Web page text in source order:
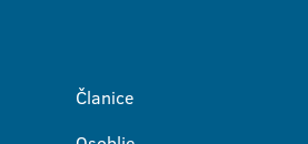
Članice